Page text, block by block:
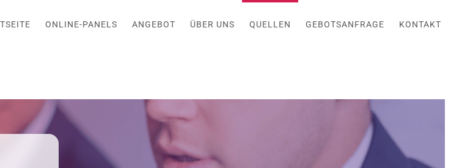
ONLINE-PANELS ANGEBOT ÜBER UNS QUELLEN GEBOTSANFRAGE KONTAKT